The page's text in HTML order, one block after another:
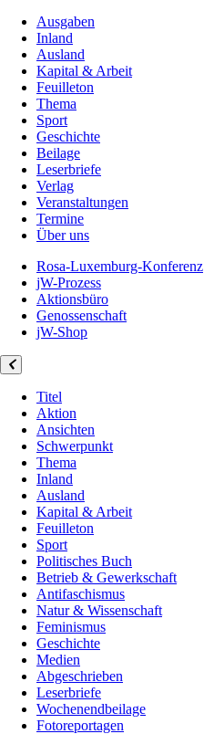
Ausgaben
Inland
Ausland
Kapital & Arbeit
Feuilleton
Thema
Sport
Geschichte
Beilage
Leserbriefe
Verlag
Veranstaltungen
Termine
Über uns
Rosa-Luxemburg-Konferenz
jW-Prozess
Aktionsbüro
Genossenschaft
jW-Shop
Titel
Aktion
Ansichten
Schwerpunkt
Thema
Inland
Ausland
Kapital & Arbeit
Feuilleton
Sport
Politisches Buch
Betrieb & Gewerkschaft
Antifaschismus
Natur & Wissenschaft
Feminismus
Geschichte
Medien
Abgeschrieben
Leserbriefe
Wochenendbeilage
Fotoreportagen